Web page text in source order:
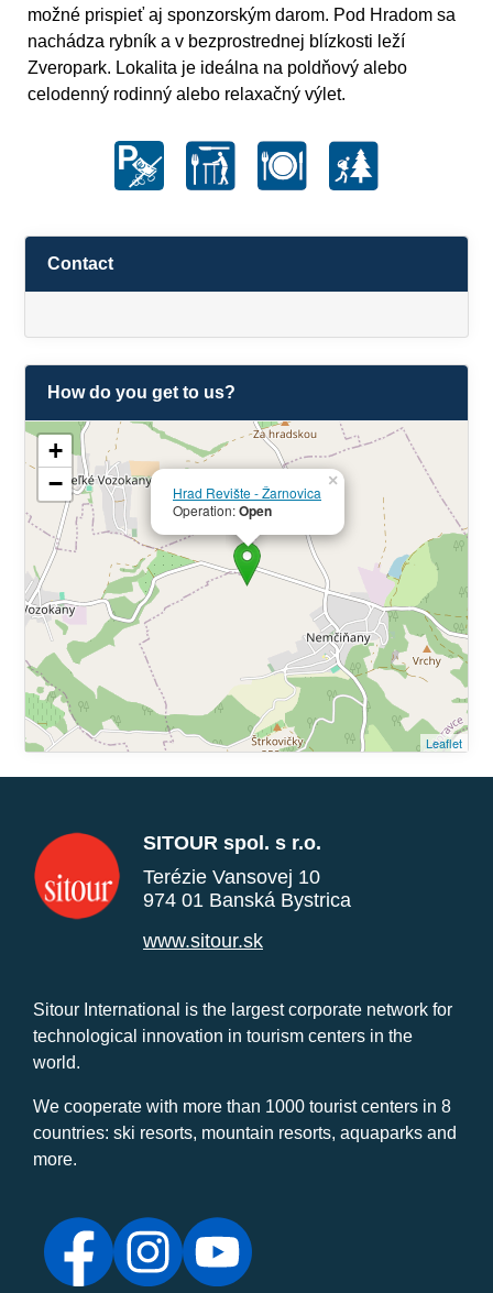
možné prispieť aj sponzorským darom. Pod Hradom sa
nachádza rybník a v bezprostrednej blízkosti leží
Zveropark. Lokalita je ideálna na poldňový alebo
celodenný rodinný alebo relaxačný výlet.
Contact
How do you get to us?
Hrad Revište - Žarnovica
Operation:Open
×
+
−
Leaflet
SITOUR spol. s r.o.
Terézie Vansovej 10
974 01 Banská Bystrica
www.sitour.sk
Sitour International is the largest corporate network for
technological innovation in tourism centers in the
world.
We cooperate with more than 1000 tourist centers in 8
countries: ski resorts, mountain resorts, aquaparks and
more.